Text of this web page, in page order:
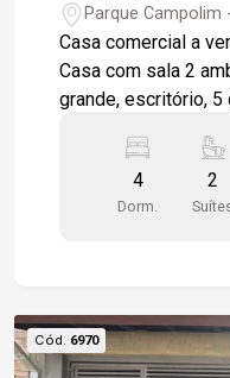
Parque Campolim
Casa comercial a
Casa com sala 2
grande, escritório,
livre de
usado para
arejados.
Tavares.
4
Dorm.
2
Cód. 6970